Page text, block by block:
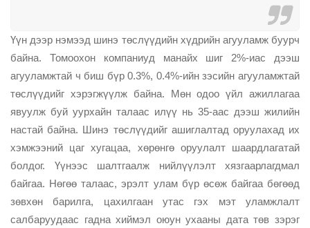
Үүн дээр нэмээд шинэ төслүүдийн хүдрийн агууламж буурч
байна. Томоохон компаниуд манайх шиг 2%-иас дээш
агууламжтай ч биш бүр 0.3%, 0.4%-ийн зэсийн агууламжтай
төслүүдийг хэрэгжүүлж байна. Мөн одоо үйл ажиллагаа
явуулж буй уурхайн талаас илүү нь 35-аас дээш жилийн
настай байна. Шинэ төслүүдийг ашиглалтад оруулахад их
хэмжээний цаг хугацаа, хөрөнгө оруулалт шаардлагатай
болдог. Үүнээс шалтгаалж нийлүүлэлт хязгаарлагдмал
байгаа. Нөгөө талаас, эрэлт улам бүр өсөж байгаа бөгөөд
зөвхөн барилга, цахилгаан утас гэх мэт уламжлалт
салбаруудаас гадна хиймэл оюун ухааны дата төв зэрэг